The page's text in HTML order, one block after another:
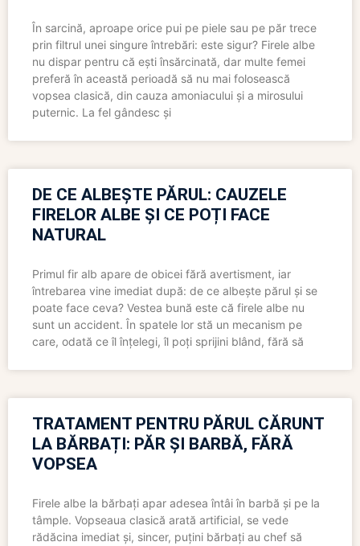
În sarcină, aproape orice pui pe piele sau pe păr trece
prin filtrul unei singure întrebări: este sigur? Firele albe
nu dispar pentru că ești însărcinată, dar multe femei
preferă în această perioadă să nu mai folosească
vopsea clasică, din cauza amoniacului și a mirosului
puternic. La fel gândesc și
DE CE ALBEȘTE PĂRUL: CAUZELE
FIRELOR ALBE ȘI CE POȚI FACE
NATURAL
Primul fir alb apare de obicei fără avertisment, iar
întrebarea vine imediat după: de ce albește părul și se
poate face ceva? Vestea bună este că firele albe nu
sunt un accident. În spatele lor stă un mecanism pe
care, odată ce îl înțelegi, îl poți sprijini blând, fără să
TRATAMENT PENTRU PĂRUL CĂRUNT
LA BĂRBAȚI: PĂR ȘI BARBĂ, FĂRĂ
VOPSEA
Firele albe la bărbați apar adesea întâi în barbă și pe la
tâmple. Vopseaua clasică arată artificial, se vede
rădăcina imediat și, sincer, puțini bărbați au chef să